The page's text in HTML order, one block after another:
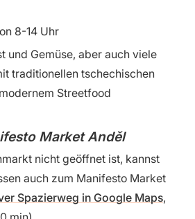
8-14 Uhr
und Gemüse, aber auch viele
traditionellen tschechischen
Streetfood
Market Anděl
nicht geöffnet ist, kannst
auch zum Manifesto Market
Spazierweg in Google Maps,